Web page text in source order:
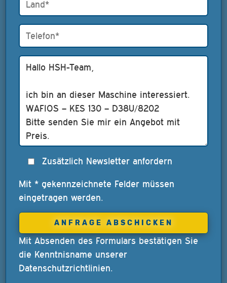
Zusätzlich Newsletter anfordern
Mit * gekennzeichnete Felder müssen
eingetragen werden.
Mit Absenden des Formulars bestätigen Sie
die Kenntnisname unserer
Datenschutzrichtlinien.